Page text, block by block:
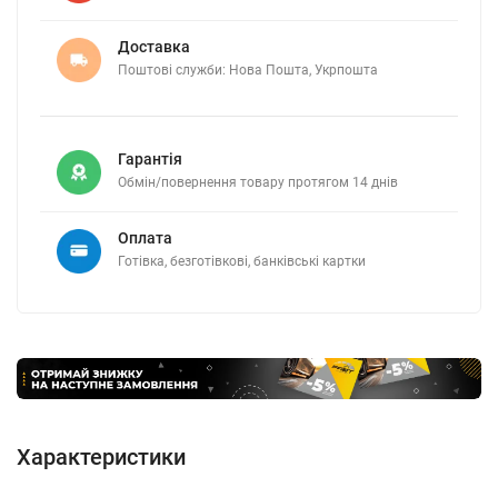
Доставка
Поштові служби: Нова Пошта, Укрпошта
Гарантія
Обмін/повернення товару протягом 14 днів
Оплата
Готівка, безготівкові, банківські картки
Характеристики